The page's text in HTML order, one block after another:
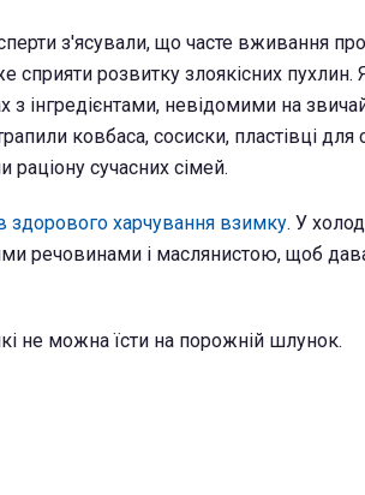
з'ясували, що часте вживання
розвитку злоякісних пухлин.
інгредієнтами, невідомими на
ковбаса, сосиски, пластівці для
раціону сучасних сімей.
здорового харчування взимку. У
речовинами і маслянистою, щоб
не можна їсти на порожній шлунок.